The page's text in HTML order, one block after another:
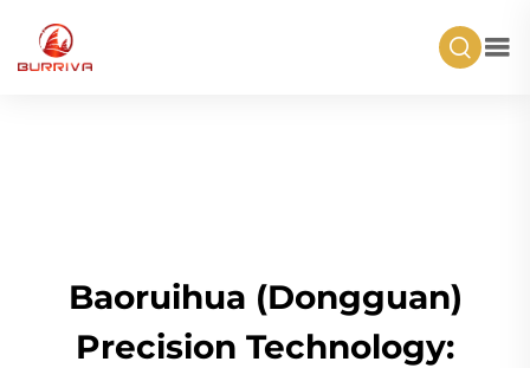
Baoruihua (Dongguan)
Precision Technology: